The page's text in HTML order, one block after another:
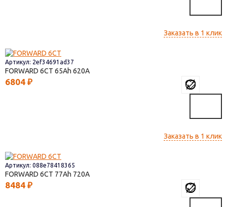
Заказать в 1 клик
Артикул: 2ef34691ad37
FORWARD 6СТ 65 620
6804 ₽
Заказать в 1 клик
Артикул: 088e78418365
FORWARD 6СТ 77 720
8484 ₽